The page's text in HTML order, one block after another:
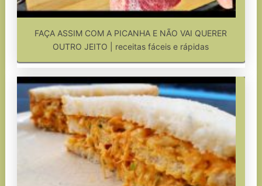
FAÇA ASSIM COM A PICANHA E NÃO VAI QUERER
OUTRO JEITO | receitas fáceis e rápidas